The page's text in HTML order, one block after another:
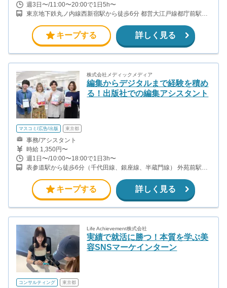
週3日〜/11:00〜20:00で1日5h〜
東京地下鉄丸ノ内線西新宿駅から徒歩6分 都営大江戸線都庁前駅か
歩10分
キープする 詳しく見る
株式会社メディックメディア
編集からデジタルまで経験を積め
る！出版社での編集アシスタント
マスコミ/広告/出版 東京都
事務/アシスタント
時給 1,350円〜
週1日〜/10:00〜18:00で1日3h〜
表参道駅から徒歩6分（千代田線、銀座線、半蔵門線） 外苑前駅か
キープする 詳しく見る
Life Achievement株式会社
実績で就活に勝つ！本質を学ぶ美
容SNSマーケインターン
コンサルティング 東京都